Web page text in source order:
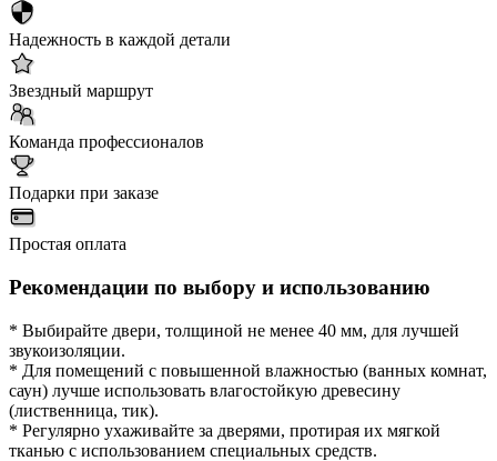
Надежность в каждой детали
Звездный маршрут
Команда профессионалов
Подарки при заказе
Простая оплата
Рекомендации по выбору и использованию
* Выбирайте двери, толщиной не менее 40 мм, для лучшей
звукоизоляции.
* Для помещений с повышенной влажностью (ванных комнат,
саун) лучше использовать влагостойкую древесину
(лиственница, тик).
* Регулярно ухаживайте за дверями, протирая их мягкой
тканью с использованием специальных средств.